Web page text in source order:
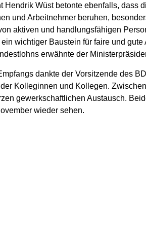
Hendrik Wüst betonte ebenfalls, dass
und Arbeitnehmer beruhen,
aktiven und handlungsfähigen
wichtiger Baustein für faire und
erwähnte der
dankte der Vorsitzende des
Kolleginnen und Kollegen.
gewerkschaftlichen Austausch.
wieder sehen.